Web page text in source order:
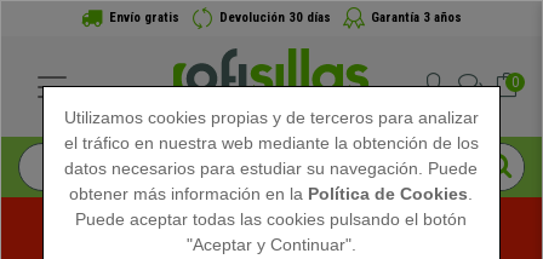
Envío gratis Devolución 30 días Garantía 3 años
0
Utilizamos cookies propias y de terceros para analizar
el tráfico en nuestra web mediante la obtención de los
datos necesarios para estudiar su navegación. Puede
obtener más información en la Política de Cookies
Puede aceptar todas las cookies pulsando el botón
"Aceptar y Continuar".